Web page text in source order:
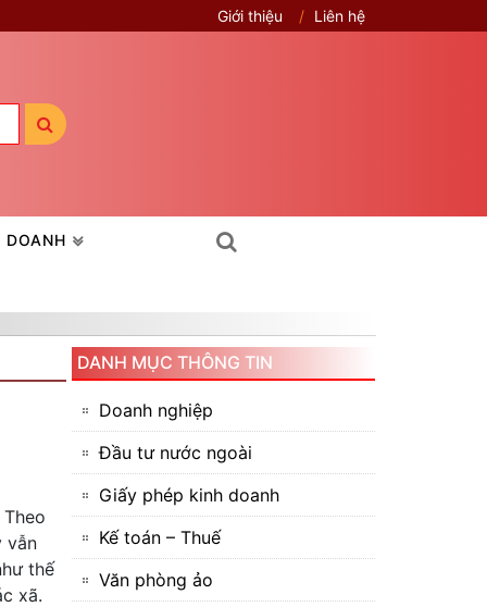
Giới thiệu Liên hệ
vẫn
thế
xã.
DANH MỤC THÔNG TIN
Doanh nghiệp
Đầu tư nước ngoài
Giấy phép kinh doanh
Kế toán – Thuế
Văn phòng ảo